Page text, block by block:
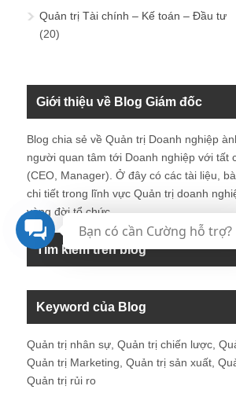
Quản trị Tài chính – Kế toán – Đầu tư
(20)
Giới thiệu về Blog Giám đốc
Blog chia sẻ về Quản trị Doanh nghiệp
người quan tâm tới Doanh nghiệp với tất
(CEO, Manager). Ở đây có các tài liệu,
chi tiết trong lĩnh vực Quản trị doanh
vòng đời tổ chức.
Tìm kiếm trên blog
Keyword của Blog
Quản trị nhân sự, Quản trị chiến lược,
Quản trị Marketing, Quản trị sản xuất,
Quản trị rủi ro
Bạn có cần Cường hỗ trợ?